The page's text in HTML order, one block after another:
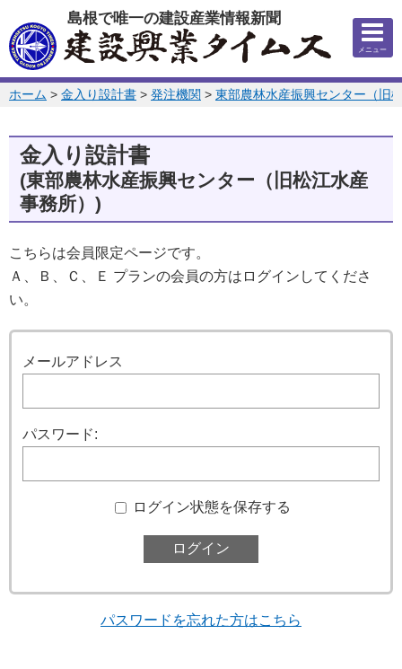
このページの本文へ
島根で唯一の建設産業情報新聞
メニュー
このページの位置:
ホーム > 金入り設計書 > 発注機関 > 東部農林水産振興センター（旧
金入り設計書
(東部農林水産振興センター（旧松江水産
事務所）)
こちらは会員限定ページです。
Ａ、Ｂ、Ｃ、Ｅ プランの会員の方はログインしてくださ
い。
メールアドレス
パスワード:
ログイン状態を保存する
パスワードを忘れた方はこちら